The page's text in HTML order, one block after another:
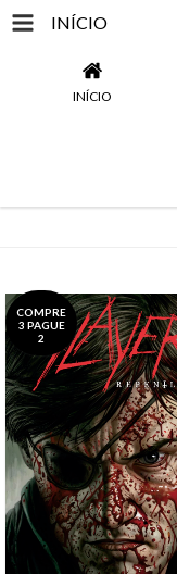
INÍCIO
INÍCIO
COMPRE
3 PAGUE
2